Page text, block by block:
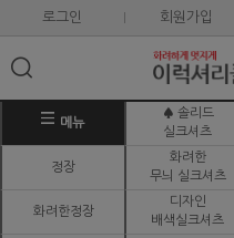
로그인 회원가입
메뉴
♠ 솔리드
실크셔츠
정장
화려한
무늬 실크셔츠
화려한정장
디자인
배색실크셔츠